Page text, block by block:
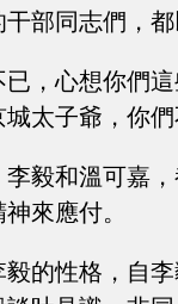
部同志們，
，心想你們
太子爺，你
毅和溫可嘉
來應付。
的性格，自